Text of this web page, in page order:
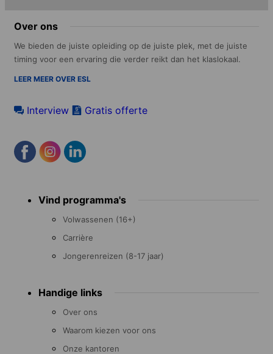
Over ons
We bieden de juiste opleiding op de juiste plek, met de juiste
timing voor een ervaring die verder reikt dan het klaslokaal.
LEER MEER OVER ESL
Interview Gratis offerte
menuVind programma's
Volwassenen (16+)
Carrière
Jongerenreizen (8-17 jaar)
Handige links
Over ons
Waarom kiezen voor ons
Onze kantoren